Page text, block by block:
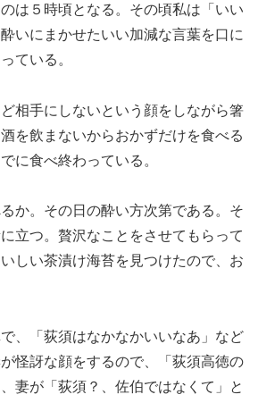
は５時頃となる。その頃私は「いい
いにまかせたいい加減な言葉を口に
ている。
相手にしないという顔をしながら箸
を飲まないからおかずだけを食べる
に食べ終わっている。
か。その日の酔い方次第である。そ
立つ。贅沢なことをさせてもらって
しい茶漬け海苔を見つけたので、お
、「荻須はなかなかいいなあ」など
怪訝な顔をするので、「荻須高徳の
妻が「荻須？、佐伯ではなくて」と